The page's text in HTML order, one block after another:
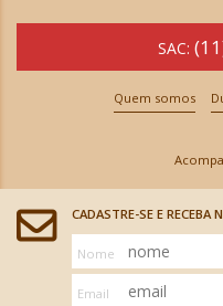
SAC:
Quem somos
CADASTRE-SE E RECEBA
Nome
Email